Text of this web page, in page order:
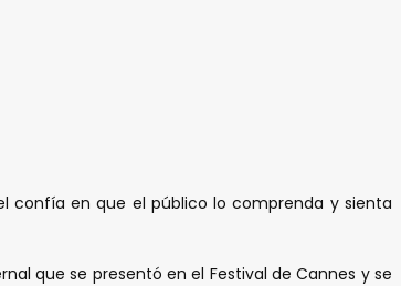
confía en que el público lo comprenda y sienta
que se presentó en el Festival de Cannes y se